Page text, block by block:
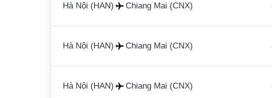
Hà Nội (HAN) Chiang Mai (CNX)
Hà Nội (HAN) Chiang Mai (CNX)
Hà Nội (HAN) Chiang Mai (CNX)